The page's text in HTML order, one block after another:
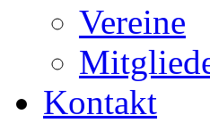
Vereine
Kontakt